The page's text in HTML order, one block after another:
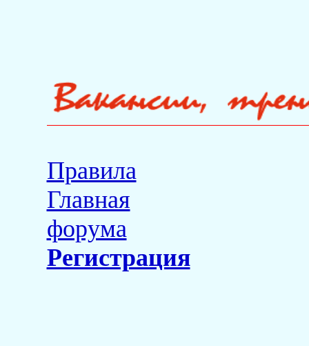
Правила
Главная
форума
Регистрация